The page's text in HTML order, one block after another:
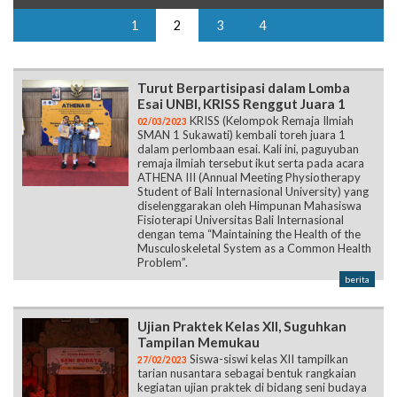
1 2 3 4
Turut Berpartisipasi dalam Lomba
Esai UNBI, KRISS Renggut Juara 1
02/03/2023 KRISS (Kelompok Remaja Ilmiah
SMAN 1 Sukawati) kembali toreh juara 1
dalam perlombaan esai. Kali ini, paguyuban
remaja ilmiah tersebut ikut serta pada acara
ATHENA III (Annual Meeting Physiotherapy
Student of Bali Internasional University) yang
diselenggarakan oleh Himpunan Mahasiswa
Fisioterapi Universitas Bali Internasional
dengan tema “Maintaining the Health of the
Musculoskeletal System as a Common Health
Problem”.
berita
Ujian Praktek Kelas XII, Suguhkan
Tampilan Memukau
27/02/2023 Siswa-siswi kelas XII tampilkan
tarian nusantara sebagai bentuk rangkaian
kegiatan ujian praktek di bidang seni budaya